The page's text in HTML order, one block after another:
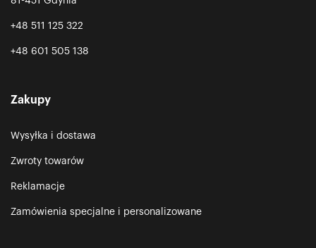
+48 511 125 322
+48 601 505 138
Zakupy
Wysyłka i dostawa
Zwroty towarów
Reklamacje
Zamówienia specjalne i personalizowane